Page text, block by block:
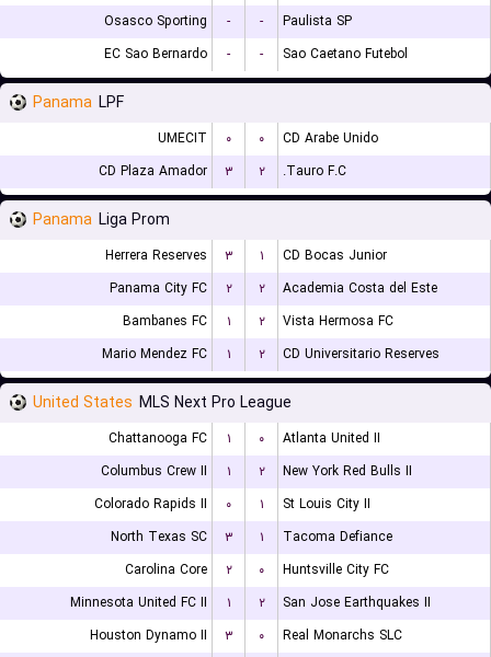
Osasco Sporting
- -
Paulista SP
EC Sao Bernardo
- - Sao Caetano Futebol
Panama LPF
UMECIT ۰ ۰
CD Arabe Unido
CD Plaza Amador
۳ ۲ Tauro F.C.
Panama Liga Prom
Herrera Reserves ۳ ۱
CD Bocas Junior
Panama City FC
۲ ۲
Academia Costa del Este
Bambanes FC
۱ ۲
Vista Hermosa FC
Mario Mendez FC
۱ ۲ CD Universitario Reserves
United States MLS Next Pro League
Chattanooga FC ۱ ۰
Atlanta United II
Columbus Crew II
۱ ۲
New York Red Bulls II
Colorado Rapids II
۰ ۱
St Louis City II
North Texas SC
۳ ۱
Tacoma Defiance
Carolina Core
۲ ۰
Huntsville City FC
Minnesota United FC II
۱ ۲
San Jose Earthquakes II
Houston Dynamo II
۳ ۰
Real Monarchs SLC